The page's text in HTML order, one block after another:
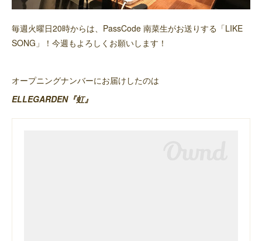
毎週火曜日20時からは、PassCode 南菜生がお送りする「LIKE
SONG」！今週もよろしくお願いします！
オープニングナンバーにお届けしたのは
ELLEGARDEN『虹』